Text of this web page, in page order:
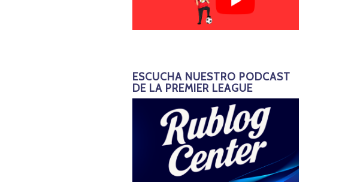
ESCUCHA NUESTRO PODCAST
DE LA PREMIER LEAGUE